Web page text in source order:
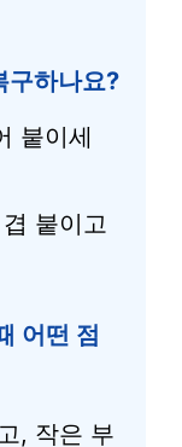
구하나요?
붙이세
붙이고
어떤 점
, 작은 부